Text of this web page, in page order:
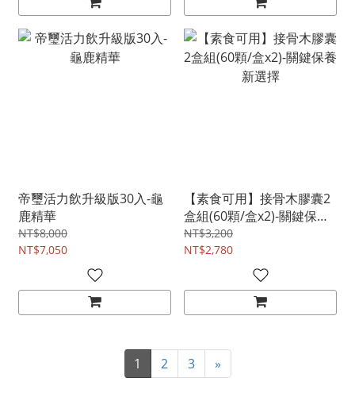
帝璽活力飲升級版30入-龜
鹿精華
NT$8,000
NT$7,050
【素食可用】接骨木膠囊2
盒組(60顆/盒x2)-關鍵保養
新選擇
NT$3,200
NT$2,780
1 2 3 »